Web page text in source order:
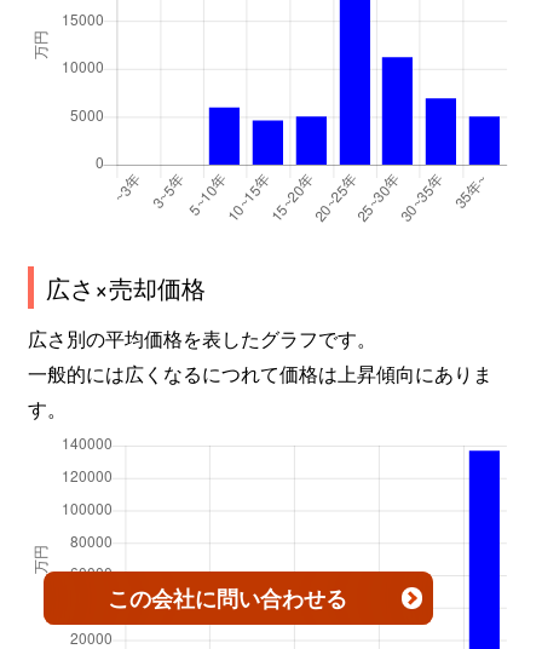
広さ×売却価格
広さ別の平均価格を表したグラフです。
一般的には広くなるにつれて価格は上昇傾向にありま
す。
この会社に問い合わせる